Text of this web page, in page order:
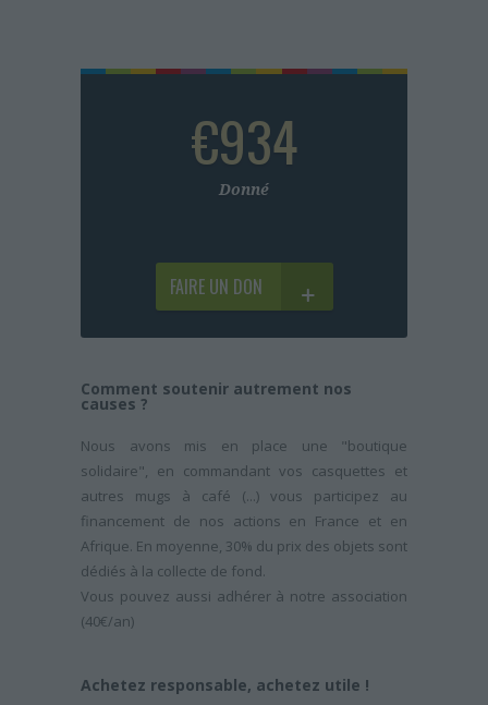
€934
Donné
FAIRE UN DON
Comment soutenir autrement nos
causes ?
Nous avons mis en place une "boutique
solidaire", en commandant vos casquettes et
autres mugs à café (...) vous participez au
financement de nos actions en France et en
Afrique. En moyenne, 30% du prix des objets sont
dédiés à la collecte de fond.
Vous pouvez aussi adhérer à notre association
(40€/an)
Achetez responsable, achetez utile !